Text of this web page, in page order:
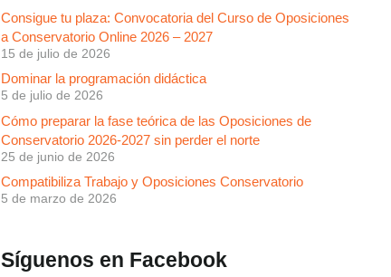
Consigue tu plaza: Convocatoria del Curso de Oposiciones
a Conservatorio Online 2026 – 2027
15 de julio de 2026
Dominar la programación didáctica
5 de julio de 2026
Cómo preparar la fase teórica de las Oposiciones de
Conservatorio 2026-2027 sin perder el norte
25 de junio de 2026
Compatibiliza Trabajo y Oposiciones Conservatorio
5 de marzo de 2026
Síguenos en Facebook